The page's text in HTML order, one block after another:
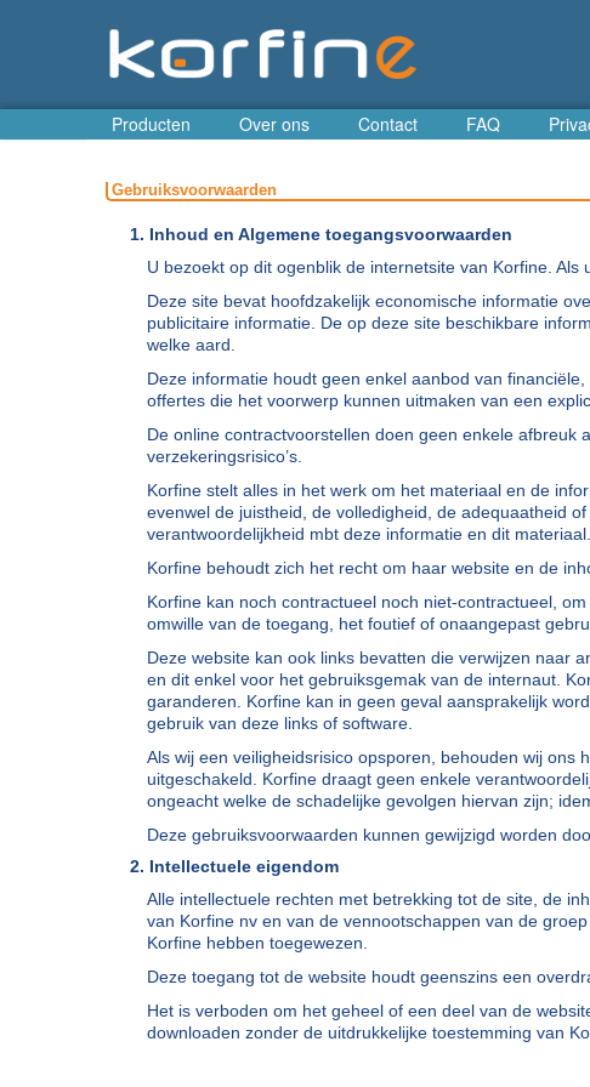
Producten Over ons Contact FAQ
Gebruiksvoorwaarden
1. Inhoud en Algemene toegangsvoorwaarden
U bezoekt op dit ogenblik de internetsite van Korfine.
Deze site bevat hoofdzakelijk economische informatie
publicitaire informatie. De op deze site beschikbare
welke aard.
Deze informatie houdt geen enkel aanbod van
offertes die het voorwerp kunnen uitmaken van een
De online contractvoorstellen doen geen enkele
verzekeringsrisico’s.
Korfine stelt alles in het werk om het materiaal en de
evenwel de juistheid, de volledigheid, de adequaatheid
verantwoordelijkheid mbt deze informatie en dit materiaal.
Korfine behoudt zich het recht om haar website en de
Korfine kan noch contractueel noch niet-contractueel,
omwille van de toegang, het foutief of onaangepast
Deze website kan ook links bevatten die verwijzen naar
en dit enkel voor het gebruiksgemak van de internaut.
garanderen. Korfine kan in geen geval aansprakelijk
gebruik van deze links of software.
Als wij een veiligheidsrisico opsporen, behouden wij
uitgeschakeld. Korfine draagt geen enkele
ongeacht welke de schadelijke gevolgen hiervan zijn;
Deze gebruiksvoorwaarden kunnen gewijzigd worden
2. Intellectuele eigendom
Alle intellectuele rechten met betrekking tot de site, de
van Korfine nv en van de vennootschappen van de
Korfine hebben toegewezen.
Deze toegang tot de website houdt geenszins een
Het is verboden om het geheel of een deel van de
downloaden zonder de uitdrukkelijke toestemming van